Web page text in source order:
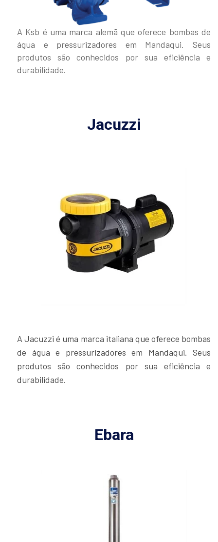
A Ksb é uma marca alemã que oferece bombas de
água e pressurizadores em Mandaqui. Seus
produtos são conhecidos por sua eficiência e
durabilidade.
Jacuzzi
A Jacuzzi é uma marca italiana que oferece bombas
de água e pressurizadores em Mandaqui. Seus
produtos são conhecidos por sua eficiência e
durabilidade.
Ebara